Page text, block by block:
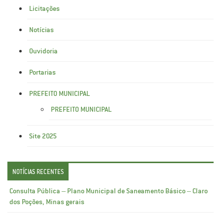
Licitações
Notícias
Ouvidoria
Portarias
PREFEITO MUNICIPAL
PREFEITO MUNICIPAL
Site 2025
NOTÍCIAS RECENTES
Consulta Pública – Plano Municipal de Saneamento Básico – Claro
dos Poções, Minas gerais